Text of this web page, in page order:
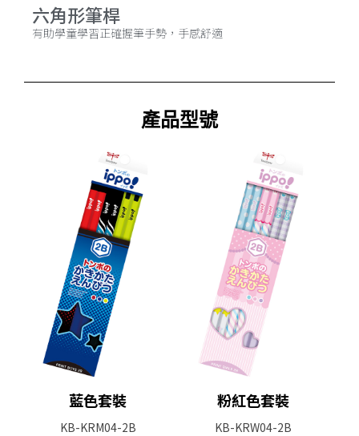
六角形筆桿
有助學童學習正確握筆手勢，手感舒適
產品型號
藍色套裝
KB-KRM04-2B
粉紅色套裝
KB-KRW04-2B